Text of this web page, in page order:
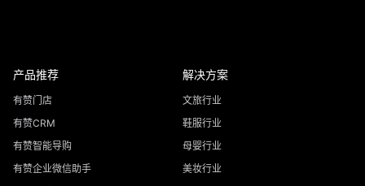
产品推荐
有赞门店
有赞CRM
有赞智能导购
有赞企业微信助手
解决方案
文旅行业
鞋服行业
母婴行业
美妆行业